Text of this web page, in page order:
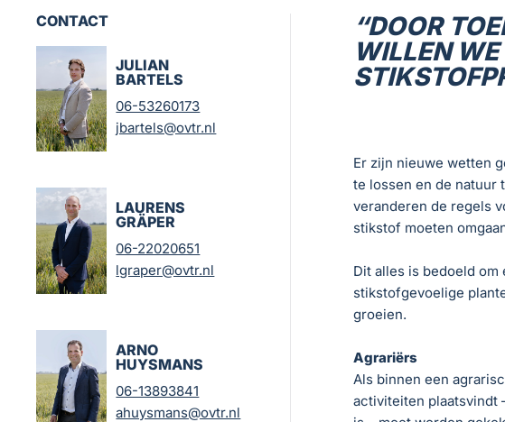
CONTACT
JULIAN
BARTELS
06-53260173
jbartels@ovtr.nl
LAURENS
GRÄPER
06-22020651
lgraper@ovtr.nl
ARNO
HUYSMANS
06-13893841
ahuysmans@ovtr.nl
“DOOR
WILLEN
Er zijn nieuwe wetten
te lossen en de natuur
veranderen de regels
stikstof moeten
Dit alles is bedoeld
stikstofgevoelige
groeien.
Agrariërs
Als binnen een
activiteiten plaatsvindt